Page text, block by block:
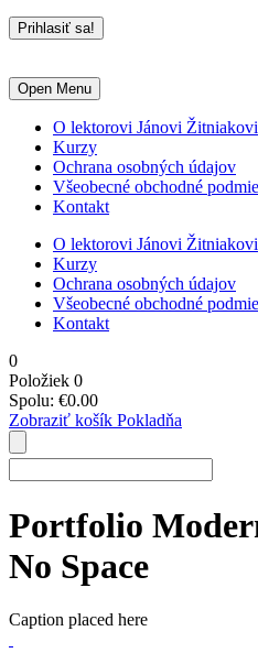
Open Menu
O lektorovi Jánovi Žitniakovi
Kurzy
Ochrana osobných údajov
Všeobecné obchodné
Kontakt
O lektorovi Jánovi Žitniakovi
Kurzy
Ochrana osobných údajov
Všeobecné obchodné
Kontakt
0
Položiek 0
Spolu: €0.00
Zobraziť košík Pokladňa
Portfolio
No Space
Caption placed here